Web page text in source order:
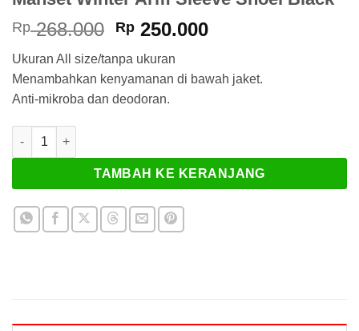
Rp268.000 Harga
adalah:
Rp 268.000.
Rp 250.000Harga
adalah:
Ukuran All size/tanpa ukuran
Menambahkan kenyamanan di bawah jaket.
Anti-mikroba dan deodoran.
Kuantitas Manset Winter Arm Sleeve Shoei Black
TAMBAH KE KERANJANG